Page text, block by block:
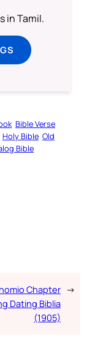
in Tamil.
Bible Verse
Holy Bible Old
Bible
Chapter
Dating Biblia
(1905)
→